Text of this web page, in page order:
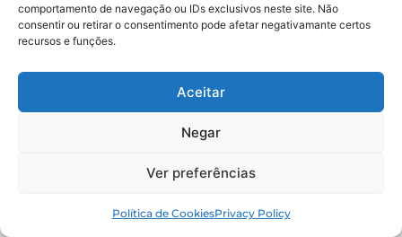
comportamento de navegação ou IDs exclusivos neste site. Não
consentir ou retirar o consentimento pode afetar negativamante certos
recursos e funções.
Aceitar
Negar
Ver preferências
Política de CookiesPrivacy Policy
produtos prontos, congelados e lanches industrializados.
Cozinhar em casa é, na maioria das vezes, a opção mais
econômica e saudável.
9. Meus filhos só comem ultraprocessados. Como faça a
transição?
Introduza aos poucos:Ofereça um legume novo junto